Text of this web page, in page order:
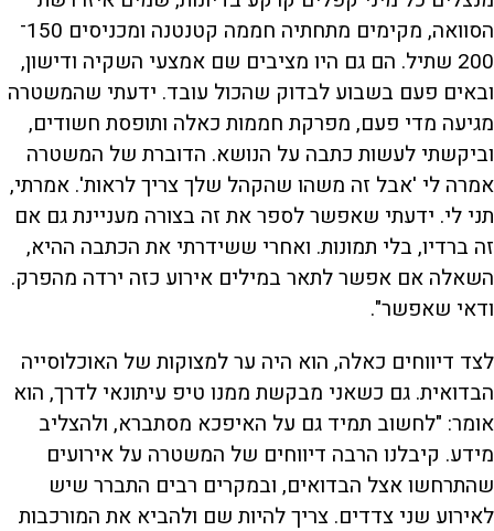
הסוואה, מקימים מתחתיה חממה קטנטנה ומכניסים 150־
200 שתיל. הם גם היו מציבים שם אמצעי השקיה ודישון,
ובאים פעם בשבוע לבדוק שהכול עובד. ידעתי שהמשטרה
מגיעה מדי פעם, מפרקת חממות כאלה ותופסת חשודים,
וביקשתי לעשות כתבה על הנושא. הדוברת של המשטרה
אמרה לי 'אבל זה משהו שהקהל שלך צריך לראות'. אמרתי,
תני לי. ידעתי שאפשר לספר את זה בצורה מעניינת גם אם
זה ברדיו, בלי תמונות. ואחרי ששידרתי את הכתבה ההיא,
השאלה אם אפשר לתאר במילים אירוע כזה ירדה מהפרק.
ודאי שאפשר".
לצד דיווחים כאלה, הוא היה ער למצוקות של האוכלוסייה
הבדואית. גם כשאני מבקשת ממנו טיפ עיתונאי לדרך, הוא
אומר: "לחשוב תמיד גם על האיפכא מסתברא, ולהצליב
מידע. קיבלנו הרבה דיווחים של המשטרה על אירועים
שהתרחשו אצל הבדואים, ובמקרים רבים התברר שיש
לאירוע שני צדדים. צריך להיות שם ולהביא את המורכבות